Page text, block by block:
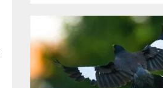
zor anları ve sonrasındaki renkli
yıllar sonra paylaştı. Dönemin
Belediye Başkanı Mustafa
konser vermek üzere
ünlü sanatçı Emel Sayın,
konakta sahne hazırlığı